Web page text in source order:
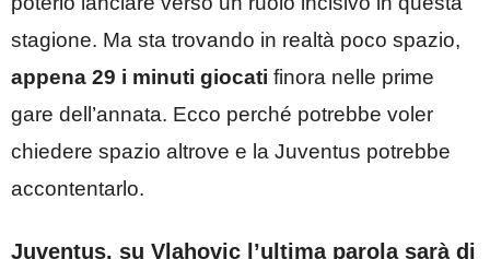
stagione. Ma sta trovando in realtà poco spazio,
appena 29 i minuti giocati finora nelle prime
gare dell’annata. Ecco perché potrebbe voler
chiedere spazio altrove e la Juventus potrebbe
accontentarlo.
Juventus, su Vlahovic l’ultima parola sarà di